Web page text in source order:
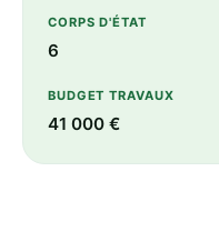
CORPS D'ÉTAT
6
BUDGET TRAVAUX
41 000 €